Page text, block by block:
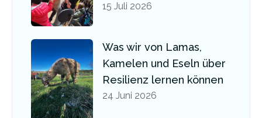
15 Juli 2026
Was wir von Lamas,
Kamelen und Eseln über
Resilienz lernen können
24 Juni 2026